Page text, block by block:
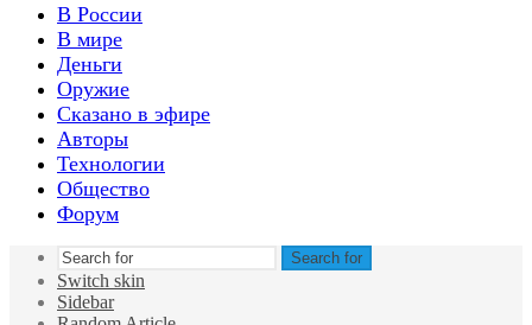
В России
В мире
Деньги
Оружие
Сказано в эфире
Авторы
Технологии
Общество
Форум
Search for
Switch skin
Sidebar